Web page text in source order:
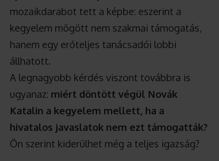
mozaikdarabot tett a képbe: eszerint a
kegyelem mögött nem szakmai támogatás,
hanem egy erőteljes tanácsadói lobbi
állhatott.
A legnagyobb kérdés viszont továbbra is
ugyanaz: miért döntött végül Novák
Katalin a kegyelem mellett, ha a
hivatalos javaslatok nem ezt támogatták?
Ön szerint kiderülhet még a teljes igazság?